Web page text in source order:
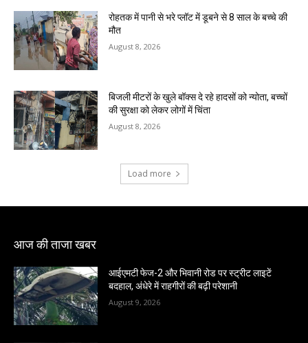
रोहतक में पानी से भरे प्लॉट में डूबने से 8 साल के बच्चे की
मौत
August 8, 2026
बिजली मीटरों के खुले बॉक्स दे रहे हादसों को न्योता, बच्चों
की सुरक्षा को लेकर लोगों में चिंता
August 8, 2026
Load more
आज की ताजा खबर
आईएमटी फेज-2 और भिवानी रोड पर स्ट्रीट लाइटें
बदहाल, अंधेरे में राहगीरों की बढ़ी परेशानी
August 9, 2026